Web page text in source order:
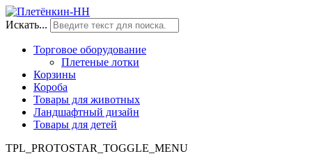
Искать...
Торговое оборудование
Плетеные лотки
Корзины
Короба
Товары для животных
Ландшафтный дизайн
Товары для детей
TPL_PROTOSTAR_TOGGLE_MENU